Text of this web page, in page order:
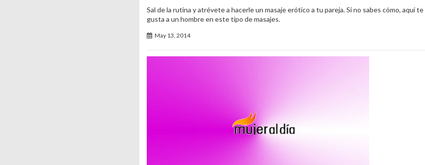
Sal de la rutina y atrévete a hacerle un masaje erótico a tu pareja. Si no sabes cómo, aquí
gusta a un hombre en este tipo de masajes.
May 13, 2014